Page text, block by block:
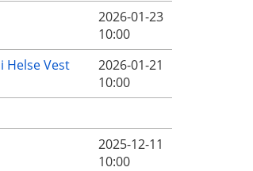
2026-01-23
10:00
Helse Vest
2026-01-21
10:00
2025-12-11
10:00